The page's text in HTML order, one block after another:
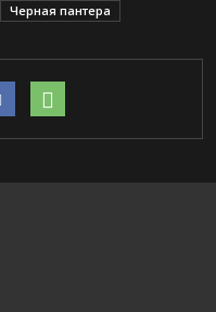
Черная пантера